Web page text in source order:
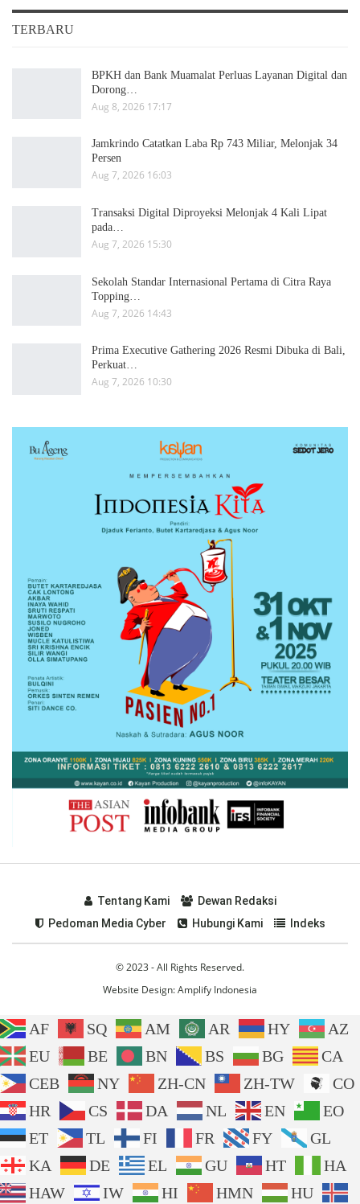
TERBARU
BPKH dan Bank Muamalat Perluas Layanan Digital dan
Dorong…
Aug 8, 2026 17:17
Jamkrindo Catatkan Laba Rp 743 Miliar, Melonjak 34
Persen
Aug 7, 2026 16:03
Transaksi Digital Diproyeksi Melonjak 4 Kali Lipat
pada…
Aug 7, 2026 15:30
Sekolah Standar Internasional Pertama di Citra Raya
Topping…
Aug 7, 2026 14:43
Prima Executive Gathering 2026 Resmi Dibuka di Bali,
Perkuat…
Aug 7, 2026 10:30
Tentang Kami
Dewan Redaksi
Pedoman Media Cyber
Hubungi Kami Indeks
© 2023 - All Rights Reserved.
Website Design:Amplify Indonesia
AF SQ AM AR HY
AZ
EU
BE BN BS BG
CA
CEB
NY ZH-CN ZH-TW
CO
HR
CS DA NL EN
EO
ET
TL FI FR FY
GL
KA
DE EL GU HT
HA
HAW
IW HI HMN HU